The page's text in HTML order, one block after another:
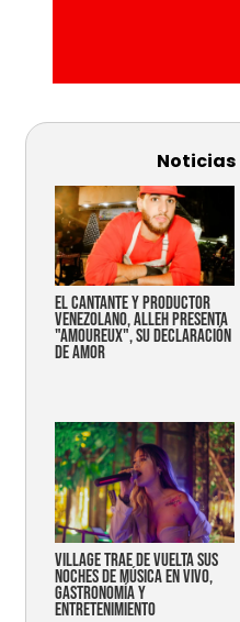
Noticias
EL CANTANTE Y PRODUCTOR
VENEZOLANO, ALLEH PRESENTA
"AMOUREUX", SU DECLARACIÓN
DE AMOR
Village trae de vuelta sus
noches de música en vivo,
gastronomía y
entretenimiento